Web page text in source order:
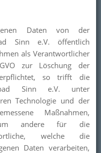
Daten von der
Sinn e.V. öffentlich
als Verantwortlicher
zur Löschung der
so trifft die
Sinn e.V. unter
Technologie und der
Maßnahmen,
andere für die
welche die
Daten verarbeiten,